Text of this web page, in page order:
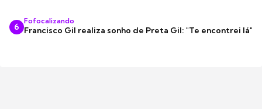
6
Fofocalizando
Francisco Gil realiza sonho de Preta Gil: "Te encontrei lá"